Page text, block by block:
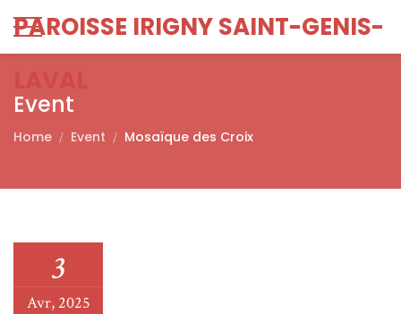
PAROISSE IRIGNY SAINT-GENIS-
Event
Home Event Mosaïque des Croix
3
Avr, 2025